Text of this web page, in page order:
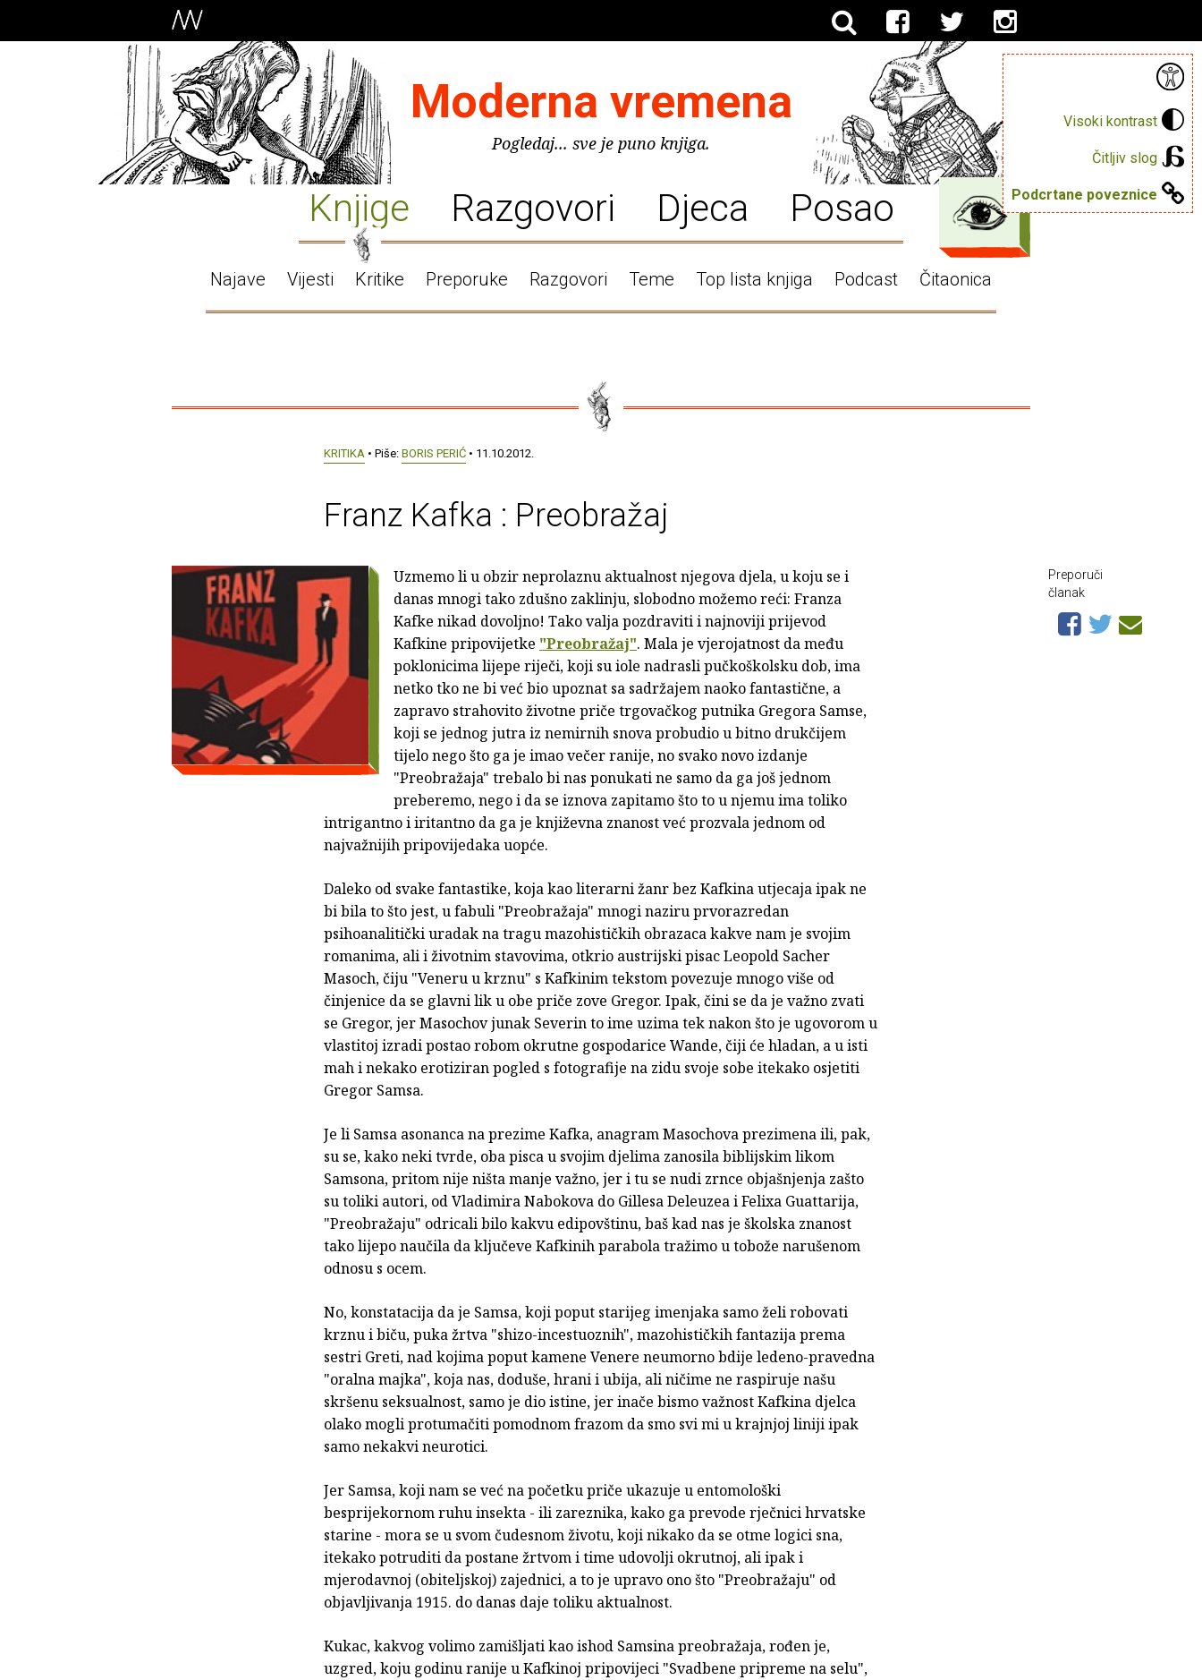
Visoki kontrast
Čitljiv slog
Podcrtane poveznice
Moderna vremena
Pogledaj... sve je puno knjiga.
Knjige Razgovori Djeca Posao
Najave Vijesti Kritike Preporuke Razgovori Teme Top lista knjiga Podcast Čitaonica
KRITIKA • Piše: BORIS PERIĆ • 11.10.2012.
Franz Kafka : Preobražaj
Uzmemo li u obzir neprolaznu aktualnost njegova djela, u koju se i
danas mnogi tako zdušno zaklinju, slobodno možemo reći: Franza
Kafke nikad dovoljno! Tako valja pozdraviti i najnoviji prijevod
Kafkine pripovijetke "Preobražaj". Mala je vjerojatnost da među
poklonicima lijepe riječi, koji su iole nadrasli pučkoškolsku dob, ima
netko tko ne bi već bio upoznat sa sadržajem naoko fantastične, a
zapravo strahovito životne priče trgovačkog putnika Gregora Samse,
koji se jednog jutra iz nemirnih snova probudio u bitno drukčijem
tijelo nego što ga je imao večer ranije, no svako novo izdanje
"Preobražaja" trebalo bi nas ponukati ne samo da ga još jednom
preberemo, nego i da se iznova zapitamo što to u njemu ima toliko
intrigantno i iritantno da ga je književna znanost već prozvala jednom od
najvažnijih pripovijedaka uopće.
Daleko od svake fantastike, koja kao literarni žanr bez Kafkina utjecaja ipak ne
bi bila to što jest, u fabuli "Preobražaja" mnogi naziru prvorazredan
psihoanalitički uradak na tragu mazohističkih obrazaca kakve nam je svojim
romanima, ali i životnim stavovima, otkrio austrijski pisac Leopold Sacher
Masoch, čiju "Veneru u krznu" s Kafkinim tekstom povezuje mnogo više od
činjenice da se glavni lik u obe priče zove Gregor. Ipak, čini se da je važno zvati
se Gregor, jer Masochov junak Severin to ime uzima tek nakon što je ugovorom u
vlastitoj izradi postao robom okrutne gospodarice Wande, čiji će hladan, a u isti
mah i nekako erotiziran pogled s fotografije na zidu svoje sobe itekako osjetiti
Gregor Samsa.
Je li Samsa asonanca na prezime Kafka, anagram Masochova prezimena ili, pak,
su se, kako neki tvrde, oba pisca u svojim djelima zanosila biblijskim likom
Samsona, pritom nije ništa manje važno, jer i tu se nudi zrnce objašnjenja zašto
su toliki autori, od Vladimira Nabokova do Gillesa Deleuzea i Felixa Guattarija,
"Preobražaju" odricali bilo kakvu edipovštinu, baš kad nas je školska znanost
tako lijepo naučila da ključeve Kafkinih parabola tražimo u tobože narušenom
odnosu s ocem.
No, konstatacija da je Samsa, koji poput starijeg imenjaka samo želi robovati
krznu i biču, puka žrtva "shizo-incestuoznih", mazohističkih fantazija prema
sestri Greti, nad kojima poput kamene Venere neumorno bdije ledeno-pravedna
"oralna majka", koja nas, doduše, hrani i ubija, ali ničime ne raspiruje našu
skršenu seksualnost, samo je dio istine, jer inače bismo važnost Kafkina djelca
olako mogli protumačiti pomodnom frazom da smo svi mi u krajnjoj liniji ipak
samo nekakvi neurotici.
Jer Samsa, koji nam se već na početku priče ukazuje u entomološki
besprijekornom ruhu insekta - ili zareznika, kako ga prevode rječnici hrvatske
starine - mora se u svom čudesnom životu, koji nikako da se otme logici sna,
itekako potruditi da postane žrtvom i time udovolji okrutnoj, ali ipak i
mjerodavnoj (obiteljskoj) zajednici, a to je upravo ono što "Preobražaju" od
objavljivanja 1915. do danas daje toliku aktualnost.
Kukac, kakvog volimo zamišljati kao ishod Samsina preobražaja, rođen je,
uzgred, koju godinu ranije u Kafkinoj pripovijeci "Svadbene pripreme na selu",
Preporuči
članak